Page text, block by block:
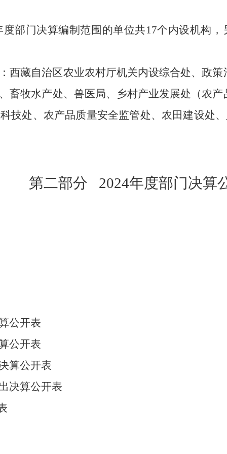
度部门决算编制范围的单位共17个内设机构 ，
西藏自治区农业农村厅机关内设综合处、政策
畜牧水产处、兽医局、乡村产业发展处（农
技处、农产品质量安全监管处、农田建设处
第二部分 2024年度部门决算
公开表
公开表
算公开表
决算公开表